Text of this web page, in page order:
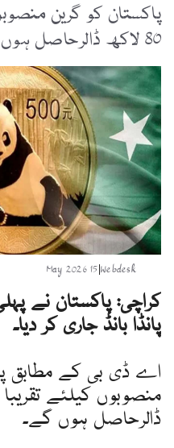
80 لاکھ ڈالرحاصل ہوں گے۔
Webdesk
|
15 May 2026
کراچی: پاکستان نے
پانڈا بانڈ جاری کر دیا۔
اے ڈی بی کے مطابق
ڈالرحاصل ہوں گے۔